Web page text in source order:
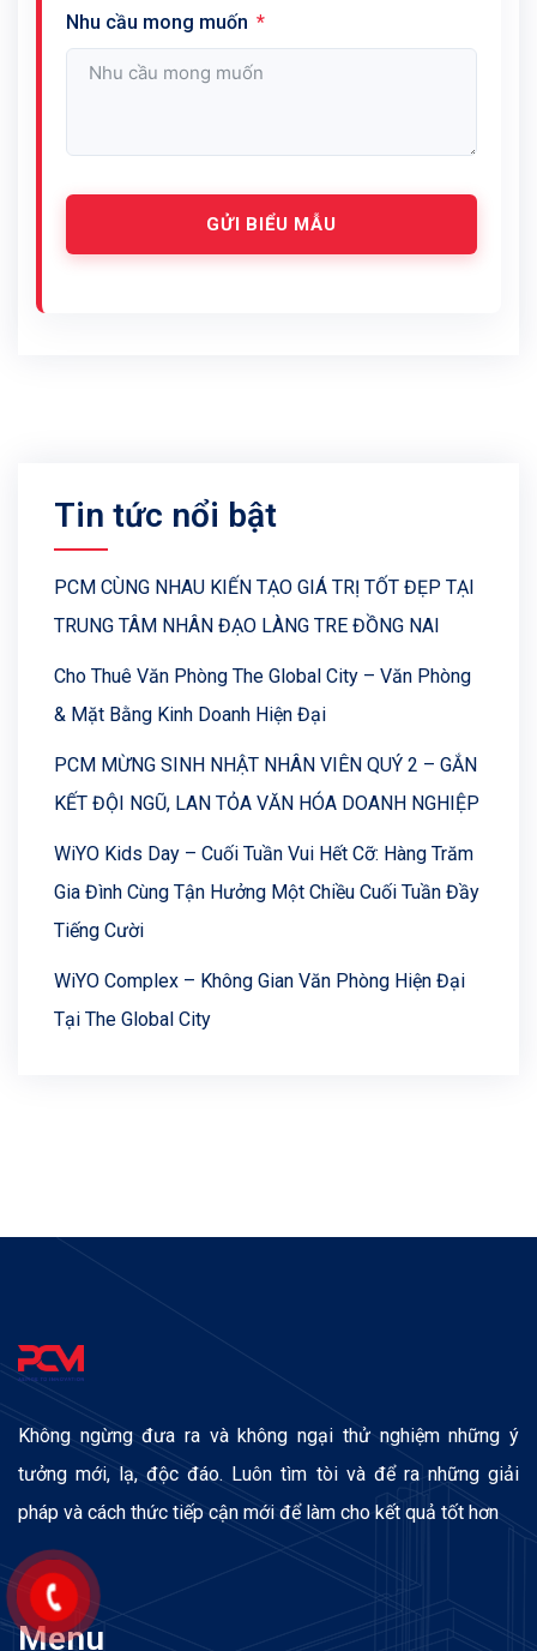
Nhu cầu mong muốn
GỬI BIỂU MẪU
Tin tức nổi bật
PCM CÙNG NHAU KIẾN TẠO GIÁ TRỊ TỐT ĐẸP TẠI
TRUNG TÂM NHÂN ĐẠO LÀNG TRE ĐỒNG NAI
Cho Thuê Văn Phòng The Global City – Văn Phòng
& Mặt Bằng Kinh Doanh Hiện Đại
PCM MỪNG SINH NHẬT NHÂN VIÊN QUÝ 2 – GẮN
KẾT ĐỘI NGŨ, LAN TỎA VĂN HÓA DOANH NGHIỆP
WiYO Kids Day – Cuối Tuần Vui Hết Cỡ: Hàng Trăm
Gia Đình Cùng Tận Hưởng Một Chiều Cuối Tuần Đầy
Tiếng Cười
WiYO Complex – Không Gian Văn Phòng Hiện Đại
Tại The Global City
Không ngừng đưa ra và không ngại thử nghiệm những ý
tưởng mới, lạ, độc đáo. Luôn tìm tòi và để ra những giải
pháp và cách thức tiếp cận mới để làm cho kết quả tốt hơn
Menu